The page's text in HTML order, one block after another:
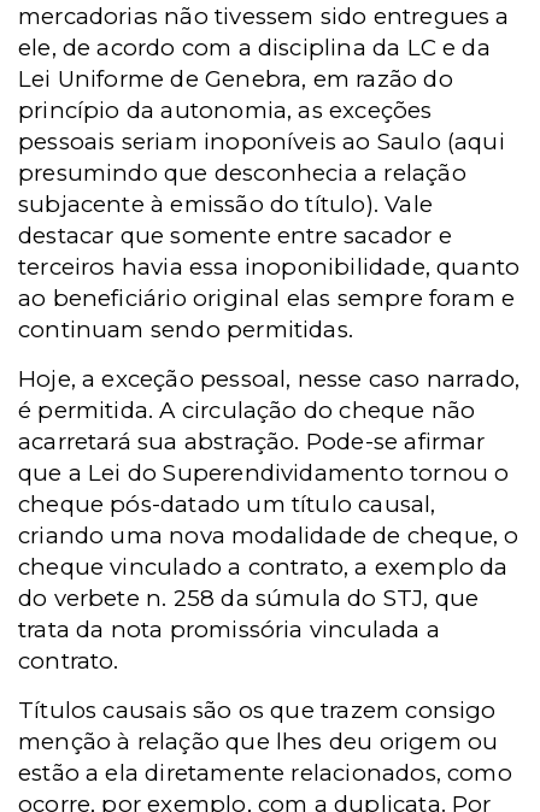
mercadorias não tivessem sido entregues a
ele, de acordo com a disciplina da LC e da
Lei Uniforme de Genebra, em razão do
princípio da autonomia, as exceções
pessoais seriam inoponíveis ao Saulo (aqui
presumindo que desconhecia a relação
subjacente à emissão do título). Vale
destacar que somente entre sacador e
terceiros havia essa inoponibilidade, quanto
ao beneficiário original elas sempre foram e
continuam sendo permitidas.
Hoje, a exceção pessoal, nesse caso narrado,
é permitida. A circulação do cheque não
acarretará sua abstração. Pode-se afirmar
que a Lei do Superendividamento tornou o
cheque pós-datado um título causal,
criando uma nova modalidade de cheque, o
cheque vinculado a contrato, a exemplo da
do verbete n. 258 da súmula do STJ, que
trata da nota promissória vinculada a
contrato.
Títulos causais são os que trazem consigo
menção à relação que lhes deu origem ou
estão a ela diretamente relacionados, como
ocorre, por exemplo, com a duplicata. Por